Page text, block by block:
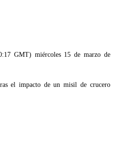
GMT) miércoles 15 de marzo de